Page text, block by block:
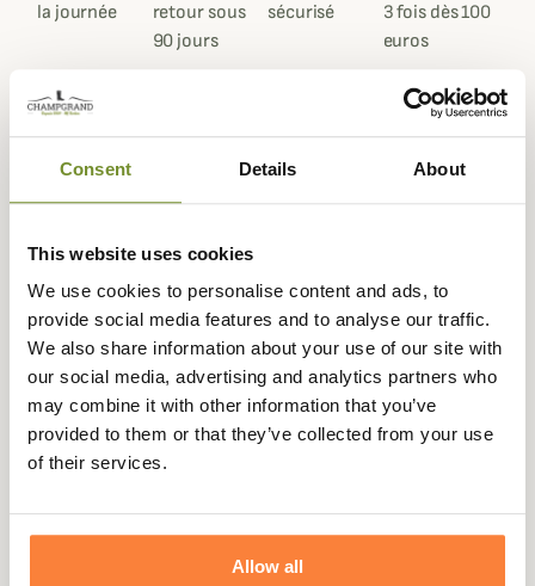
Consent Details About
This website uses cookies
We use cookies to personalise content and ads, to
provide social media features and to analyse our traffic.
We also share information about your use of our site with
our social media, advertising and analytics partners who
may combine it with other information that you’ve
provided to them or that they’ve collected from your use
of their services.
Allow all
la journée
retour sous
90 jours
sécurisé
3 fois dès 100
euros
Gegevensblad
Samenstelling 100% polyamide
Doublure 100% polyamide
Kleuren Blauw, Groen, Oranje
Materiaal Polyamiden
Geslacht Vrouwen